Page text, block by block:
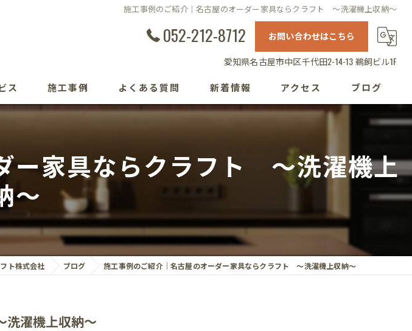
施工事例のご紹介｜名古屋のオーダー家具ならクラフト ～洗濯機上収納～
052-212-8712
お問い合わせはこちら
愛知県名古屋市中区千代田2-14-13 鵜飼ビル1F
ス 施工事例 よくある質問 新着情報 アクセス ブログ
ー家具ならクラフト ～洗濯機上
～
ト株式会社 ブログ 施工事例のご紹介｜名古屋のオーダー家具ならクラフト ～洗濯機上収納～
濯機上収納～